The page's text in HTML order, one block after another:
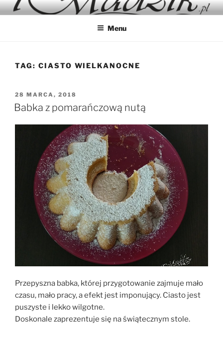
Przejdź
do
IMADZIK
Blog Kulinarny
Menu
TAG: CIASTO WIELKANOCNE
OPUBLIKOWANE
W
28 MARCA, 2018
Babka z pomarańczową nutą
Przepyszna babka, której przygotowanie zajmuje mało
czasu, mało pracy, a efekt jest imponujący. Ciasto jest
puszyste i lekko wilgotne.
Doskonale zaprezentuje się na świątecznym stole.